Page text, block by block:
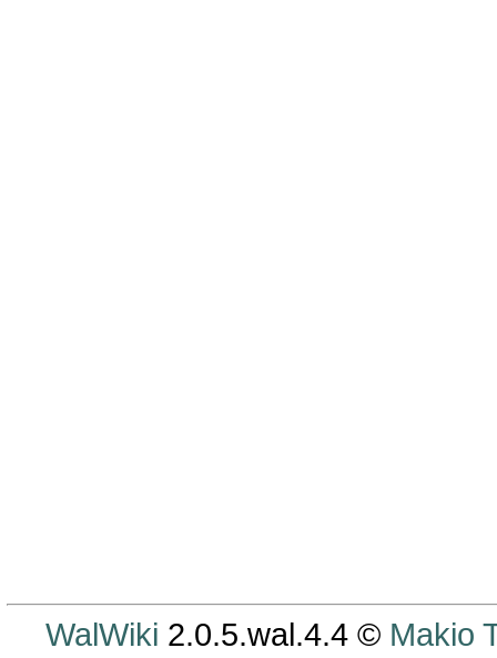
WalWiki 2.0.5.wal.4.4 © Makio